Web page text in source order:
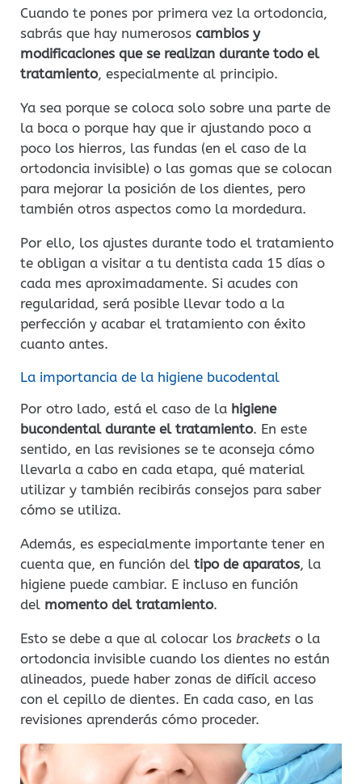
Cuando te pones por primera vez la ortodoncia,
sabrás que hay numerosos cambios y
modificaciones que se realizan durante todo el
tratamiento, especialmente al principio.
Ya sea porque se coloca solo sobre una parte de
la boca o porque hay que ir ajustando poco a
poco los hierros, las fundas (en el caso de la
ortodoncia invisible) o las gomas que se colocan
para mejorar la posición de los dientes, pero
también otros aspectos como la mordedura.
Por ello, los ajustes durante todo el tratamiento
te obligan a visitar a tu dentista cada 15 días o
cada mes aproximadamente. Si acudes con
regularidad, será posible llevar todo a la
perfección y acabar el tratamiento con éxito
cuanto antes.
La importancia de la higiene bucodental
Por otro lado, está el caso de la higiene
bucondental durante el tratamiento. En este
sentido, en las revisiones se te aconseja cómo
llevarla a cabo en cada etapa, qué material
utilizar y también recibirás consejos para saber
cómo se utiliza.
Además, es especialmente importante tener en
cuenta que, en función del tipo de aparatos, la
higiene puede cambiar. E incluso en función
del momento del tratamiento.
Esto se debe a que al colocar los brackets o la
ortodoncia invisible cuando los dientes no están
alineados, puede haber zonas de difícil acceso
con el cepillo de dientes. En cada caso, en las
revisiones aprenderás cómo proceder.